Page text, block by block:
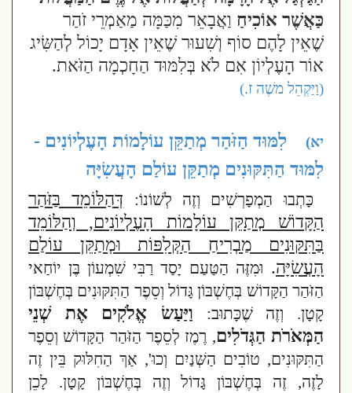
כַּאֲשֶׁר אוֹכִיחַוַאֲבָאֵר מִכַּמָּה מַאַמְרֵי זֹהַר
שֶׁאֵין לָהֶם סוֹף וְשִׁעוּר שֶׁאֵין אָדָם יָכוֹל לְהַשִּׂיג
אוֹר הָעֶלְיוֹן אִם לֹא בְּלִמּוּד הַחָכְמָה הַזֹּאת.
(וַיַּקְהֵל משֶׁה ז.)
יא)
לִמּוּד הַזֹּהַר מְתַקֵּן עוֹלָמוֹת הָעֶלְיוֹנִים -
לִמּוּד הַתִּקּוּנִים מְתַקֵּן עוֹלַם הָעֲשִׂיָּה
כָּתְבוּ הַמְפָרְשִׁים וְזֶה לְשׁוֹנוֹ: דְּהַלּוֹמֵד בַּזֹּהַר
הַקָּדוֹשׁ מְתַקֵּן עוֹלָמוֹת הָעֶלְיוֹנִים, וְהַלּוֹמֵד
בַּתִּקּוּנִים מַבְרִיחַ הַקְּלִפּוֹת וּמְתַקֵּן עוֹלַם
הָעֲשִׂיָּה. וּמִזֶּה הַטַּעַם יָסַד רַבִּי שִׁמְעוֹן בֶּן יוֹחַאי
הַזֹּהַר הַקָּדוֹשׁ בְּחֶשְׁבּוֹן גָּדוֹל וְסֵפֶר הַתִּקּוּנִים בְּחֶשְׁבּוֹן
קָטָן. וְזֶה שֶׁכָּתוּב:
וַיַּעַשׂ אֱלֹקִים אֶת שְׁנֵי
הַמְּאֹרֹת הַגְּדֹלִים, רֶמֶז לְסֵפֶר הַזֹּהַר הַקָּדוֹשׁ וְסֵפֶר
הַתִּקּוּנִים, טוֹבִים הַשְּׁנַיִם וְכוּ', אַךְ הַחִלּוּק בֵּין זֶה
לָזֶה, זֶה בְּחֶשְׁבּוֹן גָּדוֹל וְזֶה בְּחֶשְׁבּוֹן קָטָן. לָכֵן